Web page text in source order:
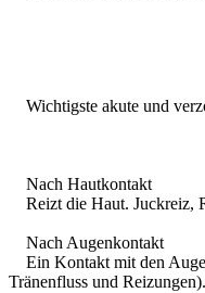
Wichtigste akute und
Nach Hautkontakt
Reizt die Haut. Juckreiz,
Nach Augenkontakt
Ein Kontakt mit den
Tränenfluss und Reizungen).